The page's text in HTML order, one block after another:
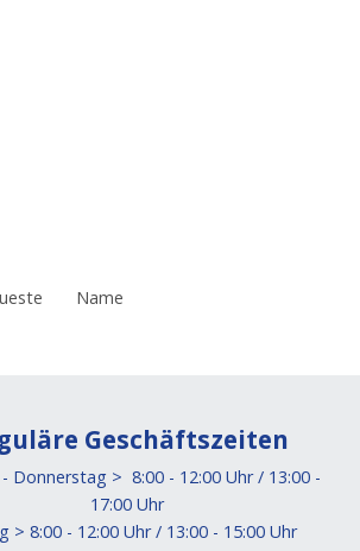
Name
Geschäftszeiten
Donnerstag > 8:00 - 12:00 Uhr / 13:00 -
17:00 Uhr
> 8:00 - 12:00 Uhr / 13:00 - 15:00 Uhr